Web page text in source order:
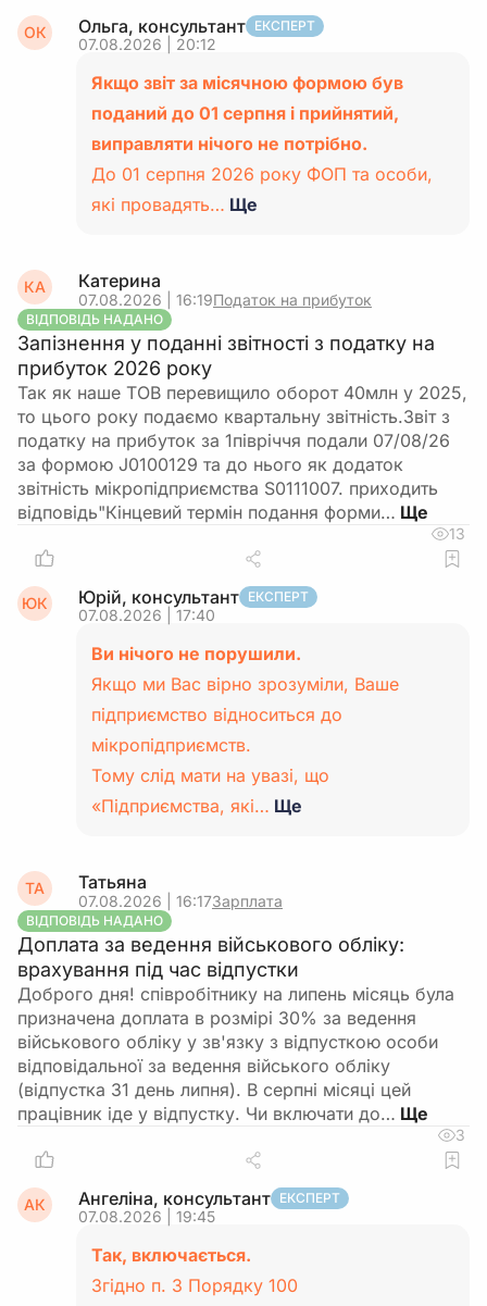
ОК Ольга, консультант ЕКСПЕРТ
07.08.2026 | 20:12
Якщо звіт за місячною формою був
поданий до 01 серпня і прийнятий,
виправляти нічого не потрібно.
До 01 серпня 2026 року ФОП та особи,
які провадять… Ще
КА Катерина
07.08.2026 | 16:19Податок на прибуток
ВІДПОВІДЬ НАДАНО
Запізнення у поданні звітності з податку на
прибуток 2026 року
Так як наше ТОВ перевищило оборот 40млн у 2025,
то цього року подаємо квартальну звітність.Звіт з
податку на прибуток за 1півріччя подали 07/08/26
за формою J0100129 та до нього як додаток
звітність мікропідприємства S0111007. приходить
відповідь"Кінцевий термін подання форми…
13
ЮК Юрій, консультант ЕКСПЕРТ
07.08.2026 | 17:40
Ви нічого не порушили.
Якщо ми Вас вірно зрозуміли, Ваше
підприємство відноситься до
мікропідприємств.
Тому слід мати на увазі, що
«Підприємства, які… Ще
ТА Татьяна
07.08.2026 | 16:17Зарплата
ВІДПОВІДЬ НАДАНО
Доплата за ведення військового обліку:
врахування під час відпустки
Доброго дня! співробітнику на липень місяць була
призначена доплата в розмірі 30% за ведення
військового обліку у зв'язку з відпусткою особи
відповідальної за ведення війського обліку
(відпустка 31 день липня). В серпні місяці цей
працівник іде у відпустку. Чи включати до…
3
АК Ангеліна, консультант ЕКСПЕРТ
07.08.2026 | 19:45
Так, включається.
Згідно п. 3 Порядку 100